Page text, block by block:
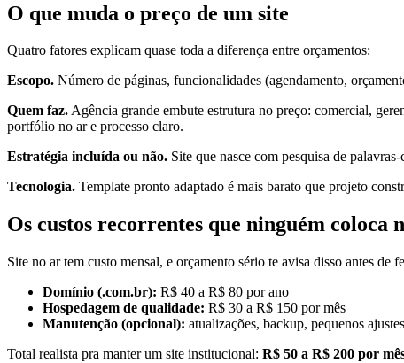
O que muda o preço de um site
Quatro fatores explicam quase toda a diferença entre orçamentos:
Escopo. Número de páginas, funcionalidades (agendamento,
Quem faz.Agência grande embute estrutura no preço: comercial,
portfólio no ar e processo claro.
Estratégia incluída ou não. Site que nasce com pesquisa de
Tecnologia. Template pronto adaptado é mais barato que projeto
Os custos recorrentes que ninguém coloca
Site no ar tem custo mensal, e orçamento sério te avisa disso antes de
Domínio (.com.br): R$ 40 a R$ 80 por ano
Hospedagem de qualidade: R$ 30 a R$ 150 por mês
Manutenção (opcional): atualizações, backup, pequenos
Total realista pra manter um site institucional: R$ 50 a R$ 200 por